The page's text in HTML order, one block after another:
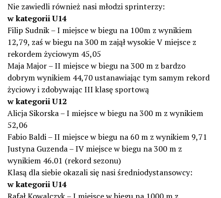
Nie zawiedli również nasi młodzi sprinterzy:
w kategorii U14
Filip Sudnik – I miejsce w biegu na 100m z wynikiem
12,79, zaś w biegu na 300 m zajął wysokie V miejsce z
rekordem życiowym 45,05
Maja Major – II miejsce w biegu na 300 m z bardzo
dobrym wynikiem 44,70 ustanawiając tym samym rekord
życiowy i zdobywając III klasę sportową
w kategorii U12
Alicja Sikorska – I miejsce w biegu na 300 m z wynikiem
52,06
Fabio Baldi – II miejsce w biegu na 60 m z wynikiem 9,71
Justyna Guzenda – IV miejsce w biegu na 300 m z
wynikiem 46.01 (rekord sezonu)
Klasą dla siebie okazali się nasi średniodystansowcy:
w kategorii U14
Rafał Kowalczyk – I miejsce w biegu na 1000 m z